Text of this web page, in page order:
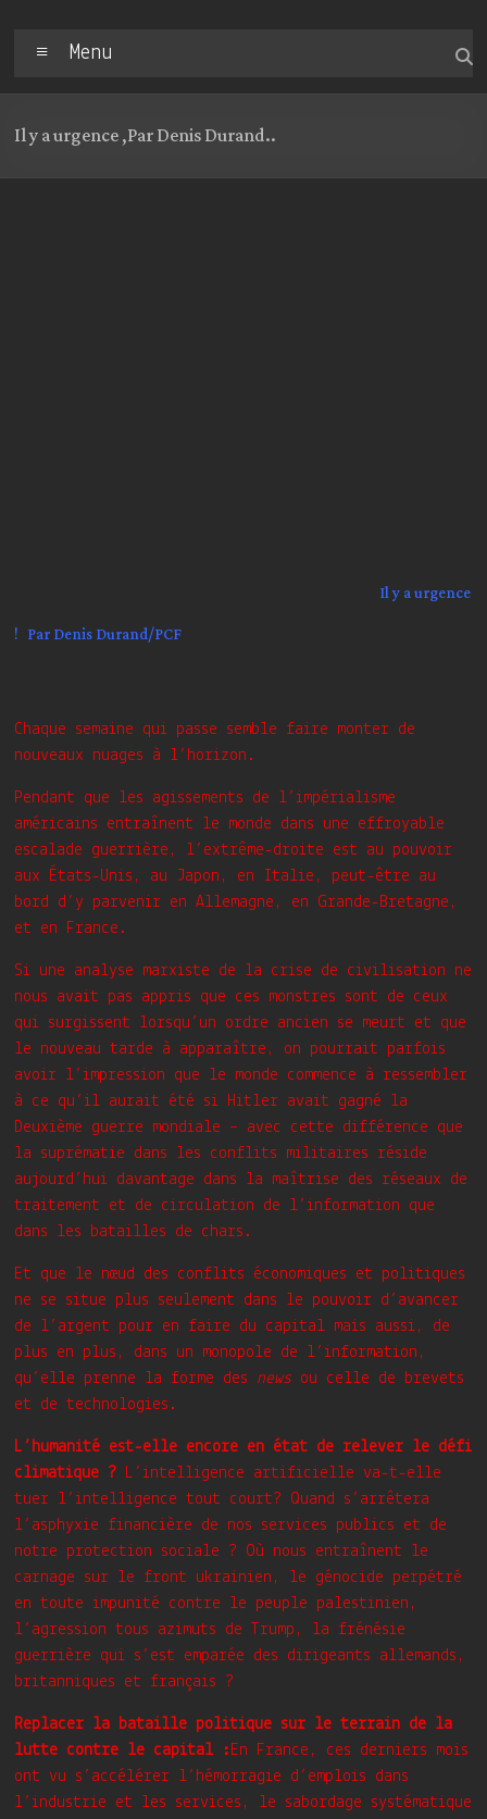
Menu
Il y a urgence ,Par Denis Durand..
Il y a urgence
! Par Denis Durand/PCF
Chaque semaine qui passe semble faire monter de
nouveaux nuages à l’horizon.
Pendant que les agissements de l’impérialisme
américains entraînent le monde dans une effroyable
escalade guerrière, l’extrême-droite est au pouvoir
aux États-Unis, au Japon, en Italie, peut-être au
bord d’y parvenir en Allemagne, en Grande-Bretagne,
et en France.
Si une analyse marxiste de la crise de civilisation ne
nous avait pas appris que ces monstres sont de ceux
qui surgissent lorsqu’un ordre ancien se meurt et que
le nouveau tarde à apparaître, on pourrait parfois
avoir l’impression que le monde commence à ressembler
à ce qu’il aurait été si Hitler avait gagné la
Deuxième guerre mondiale – avec cette différence que
la suprématie dans les conflits militaires réside
aujourd’hui davantage dans la maîtrise des réseaux de
traitement et de circulation de l’information que
dans les batailles de chars.
Et que le nœud des conflits économiques et politiques
ne se situe plus seulement dans le pouvoir d’avancer
de l’argent pour en faire du capital mais aussi, de
plus en plus, dans un monopole de l’information,
qu’elle prenne la forme des news ou celle de brevets
et de technologies.
L’humanité est-elle encore en état de relever le défi
climatique ? L’intelligence artificielle va-t-elle
tuer l’intelligence tout court? Quand s’arrêtera
l’asphyxie financière de nos services publics et de
notre protection sociale ? Où nous entraînent le
carnage sur le front ukrainien, le génocide perpétré
en toute impunité contre le peuple palestinien,
l’agression tous azimuts de Trump, la frénésie
guerrière qui s’est emparée des dirigeants allemands,
britanniques et français ?
Replacer la bataille politique sur le terrain de la
lutte contre le capital : En France, ces derniers mois
ont vu s’accélérer l’hémorragie d’emplois dans
l’industrie et les services, le sabordage systématique